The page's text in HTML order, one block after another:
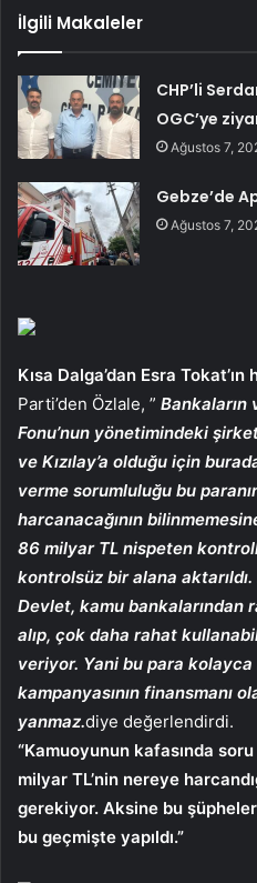
İlgili Makaleler
CHP’li
OGC’ye
Ağustos 7,
Gebze’de
Ağustos 7,
Kısa Dalga’dan Esra
Parti’den Özlale, ” Bankaların
Fonu’nun yönetimindeki
ve Kızılay’a olduğu için
verme sorumluluğu bu
harcanacağının
86 milyar TL nispeten
kontrolsüz bir alana
Devlet, kamu bankalarından
alıp, çok daha rahat
veriyor. Yani bu para
kampanyasının finansmanı
yanmaz.diye değerlendirdi.
“Kamuoyunun kafasında
milyar TL’nin nereye
gerekiyor. Aksine bu
bu geçmişte yapıldı.”